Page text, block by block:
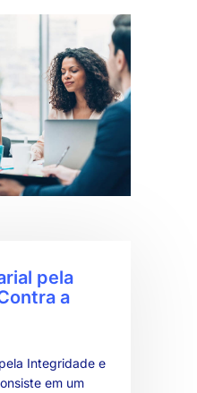
pela
a
Integridade e
em um